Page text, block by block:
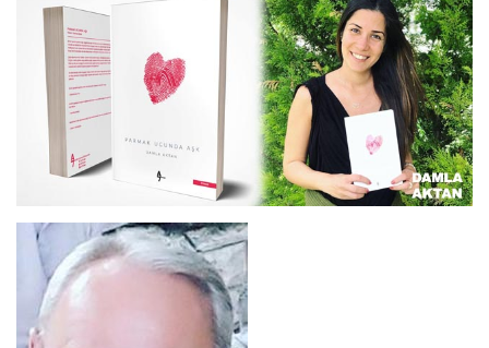
23 Mart 2026